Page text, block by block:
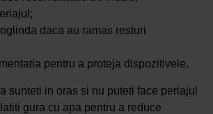
daca au ramas resturi
pentru a proteja dispozitivele.
sunteti in oras si nu puteti face periajul
gura cu apa pentru a reduce